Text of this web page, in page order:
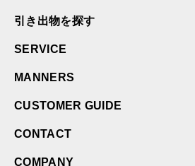
引き出物を探す
SERVICE
MANNERS
CUSTOMER GUIDE
CONTACT
COMPANY